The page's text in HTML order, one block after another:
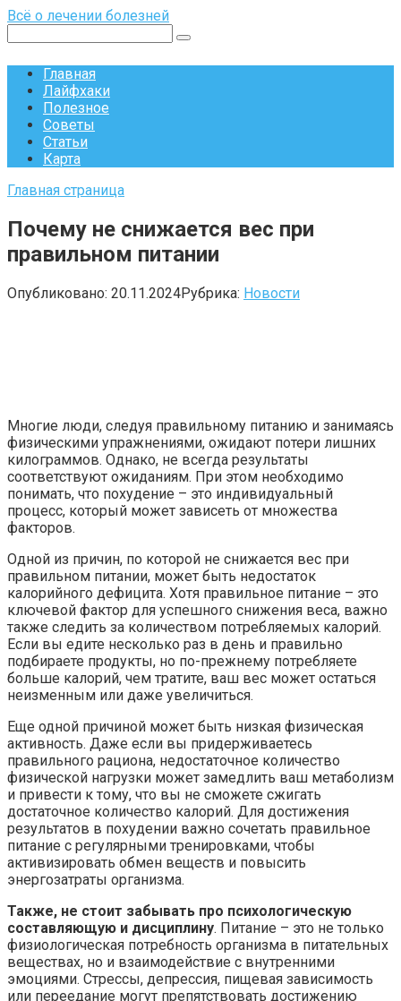
Перейти
контенту
Всё о лечении болезней
Главная
Лайфхаки
Полезное
Советы
Статьи
Карта
Главная страница
Почему не снижается вес при
правильном питании
Опубликовано: 20.11.2024Рубрика: Новости
Многие люди, следуя правильному питанию и занимаясь
физическими упражнениями, ожидают потери лишних
килограммов. Однако, не всегда результаты
соответствуют ожиданиям. При этом необходимо
понимать, что похудение – это индивидуальный
процесс, который может зависеть от множества
факторов.
Одной из причин, по которой не снижается вес при
правильном питании, может быть недостаток
калорийного дефицита. Хотя правильное питание – это
ключевой фактор для успешного снижения веса, важно
также следить за количеством потребляемых калорий.
Если вы едите несколько раз в день и правильно
подбираете продукты, но по-прежнему потребляете
больше калорий, чем тратите, ваш вес может остаться
неизменным или даже увеличиться.
Еще одной причиной может быть низкая физическая
активность. Даже если вы придерживаетесь
правильного рациона, недостаточное количество
физической нагрузки может замедлить ваш метаболизм
и привести к тому, что вы не сможете сжигать
достаточное количество калорий. Для достижения
результатов в похудении важно сочетать правильное
питание с регулярными тренировками, чтобы
активизировать обмен веществ и повысить
энергозатраты организма.
Также, не стоит забывать про психологическую
составляющую и дисциплину. Питание – это не только
физиологическая потребность организма в питательных
веществах, но и взаимодействие с внутренними
эмоциями. Стрессы, депрессия, пищевая зависимость
или переедание могут препятствовать достижению